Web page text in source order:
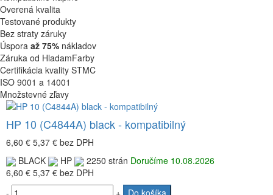
Overená kvalita
Testované produkty
Bez straty záruky
Úspora až 75% nákladov
Záruka od HladamFarby
Certifikácia kvality STMC
ISO 9001 a 14001
Množstevné zľavy
HP 10 (C4844A) black - kompatibilný
6,60 € 5,37 € bez DPH
BLACK
HP 2250 strán Doručíme 10.08.2026
6,60 € 5,37 € bez DPH